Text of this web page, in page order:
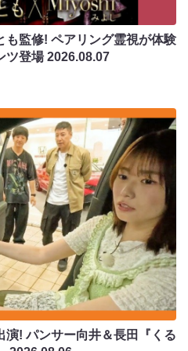
も監修! ペアリング霊視が体験
ツ登場2026.08.07
演! パンサー向井＆長田『くる